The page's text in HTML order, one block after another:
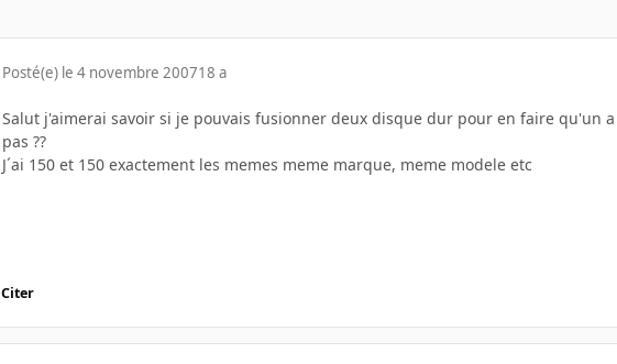
Posté(e) le 4 novembre 200718 a
Salut j'aimerai savoir si je pouvais fusionner deux disque dur pour en faire qu'un
pas ??
J´ai 150 et 150 exactement les memes meme marque, meme modele etc
Citer